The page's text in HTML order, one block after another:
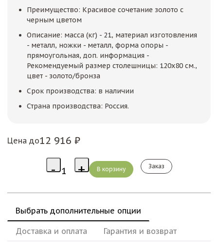
Преимущество: Красивое сочетание золото с
черным цветом
Описание: масса (кг) - 21, материал изготовления
- металл, ножки - металл, форма опоры -
прямоугольная, доп. информация -
Рекомендуемый размер столешницы: 120х80 см.,
цвет - золото/бронза
Срок производства: в наличии
Страна производства: Россия.
Цена до12 916 ₽
Заказ
Выбрать дополнительные опции
Доставка и оплата Гарантия и возврат